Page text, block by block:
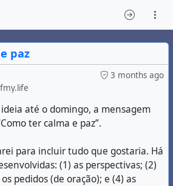
paz
3 months ago
até o domingo, a mensagem
ter calma e paz”.
para incluir tudo que gostaria. Há
(1) as perspectivas; (2)
pedidos (de oração); e (4) as